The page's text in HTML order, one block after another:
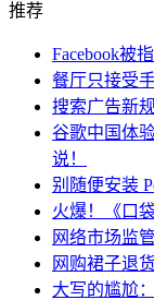
推荐
Facebook被
餐厅只接受
搜索广告新
谷歌中国体
说！
别随便安装
火爆！《口
网络市场监
网购裙子退
大写的尴尬